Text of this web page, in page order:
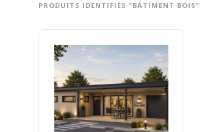
PRODUITS IDENTIFIÉS “BÂTIMENT BOIS”